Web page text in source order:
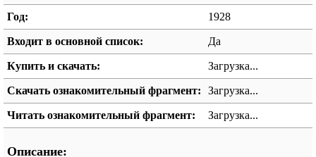
Год: 1928
Входит в основной список: Да
Купить и скачать: Загрузка...
Скачать ознакомительный фрагмент: Загрузка...
Читать ознакомительный фрагмент: Загрузка...
Описание: